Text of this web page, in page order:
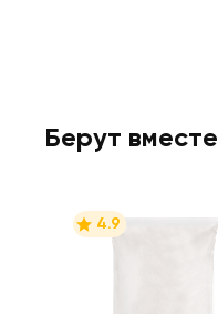
Берут вместе
4.9